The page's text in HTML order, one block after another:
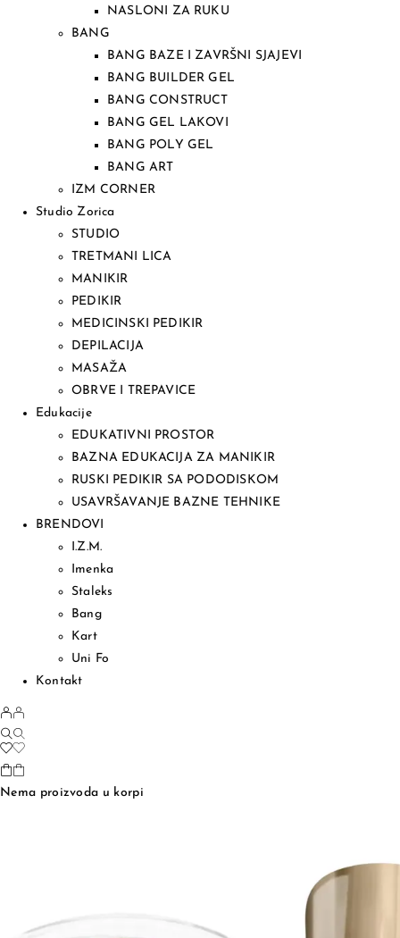
NASLONI ZA RUKU
BANG
BANG BAZE I ZAVRŠNI SJAJEVI
BANG BUILDER GEL
BANG CONSTRUCT
BANG GEL LAKOVI
BANG POLY GEL
BANG ART
IZM CORNER
Studio Zorica
STUDIO
TRETMANI LICA
MANIKIR
PEDIKIR
MEDICINSKI PEDIKIR
DEPILACIJA
MASAŽA
OBRVE I TREPAVICE
Edukacije
EDUKATIVNI PROSTOR
BAZNA EDUKACIJA ZA MANIKIR
RUSKI PEDIKIR SA PODODISKOM
USAVRŠAVANJE BAZNE TEHNIKE
BRENDOVI
I.Z.M.
Imenka
Staleks
Bang
Kart
Uni Fo
Kontakt
Nema proizvoda u korpi